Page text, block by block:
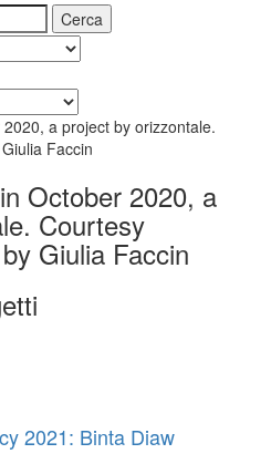
October 2020, a
Courtesy
Giulia Faccin
2021: Binta Diaw